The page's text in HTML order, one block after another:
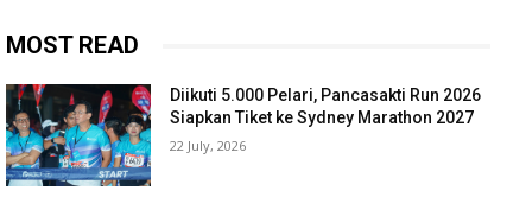
MOST READ
Diikuti 5.000 Pelari, Pancasakti Run 2026
Siapkan Tiket ke Sydney Marathon 2027
22 July, 2026